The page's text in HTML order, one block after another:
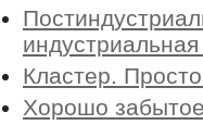
Кластер.
Хорошо